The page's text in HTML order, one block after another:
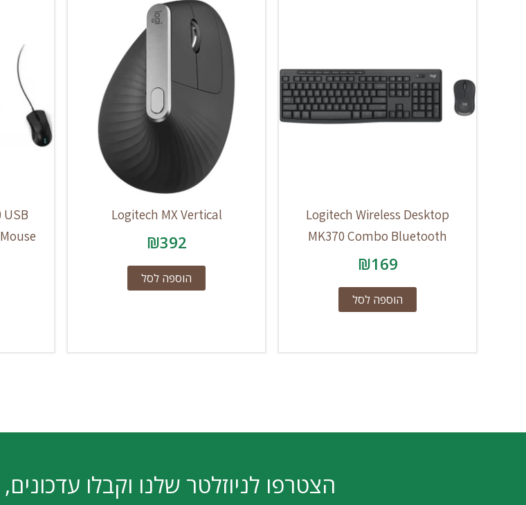
Logitech Wireless Desktop
MK370 Combo Bluetooth
₪169
הוספה לסל
Logitech MX Vertical
₪392
הוספה לסל
USB
הצטרפו לניוזלטר שלנו וקבלו